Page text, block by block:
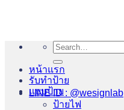
LINE ID : @wesignlab
Search
for:
หน้าแรก
รับทำป้าย
แบบป้าย
ป้ายไฟ